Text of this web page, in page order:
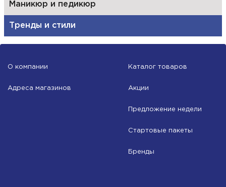
Маникюр и педикюр
Тренды и стили
О компании
Адреса магазинов
Каталог товаров
Акции
Предложение недели
Стартовые пакеты
Бренды